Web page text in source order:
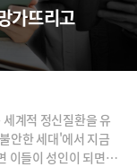
가뜨리고
계적 정신질환을 유
안한 세대'에서 지금
이들이 성인이 되면 엄